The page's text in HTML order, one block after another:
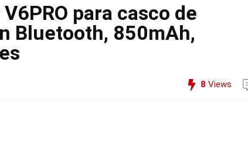
para casco de
Bluetooth, 850mAh,
8 Views